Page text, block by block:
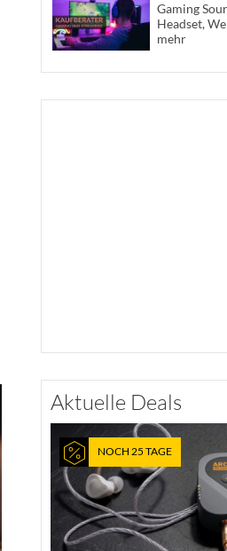
Gaming
Headset,
mehr
Aktuelle Deals
NOCH 25 TAGE